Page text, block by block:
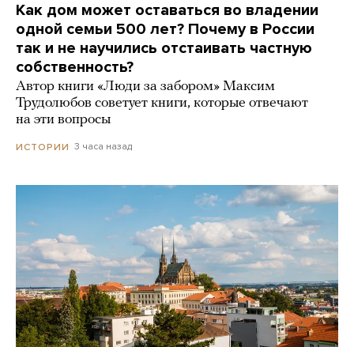
Как дом может оставаться во владении
одной семьи 500 лет? Почему в России
так и не научились отстаивать частную
собственность?
Автор книги «Люди за забором» Максим
Трудолюбов советует книги, которые отвечают
на эти вопросы
ИСТОРИИ 3 часа назад